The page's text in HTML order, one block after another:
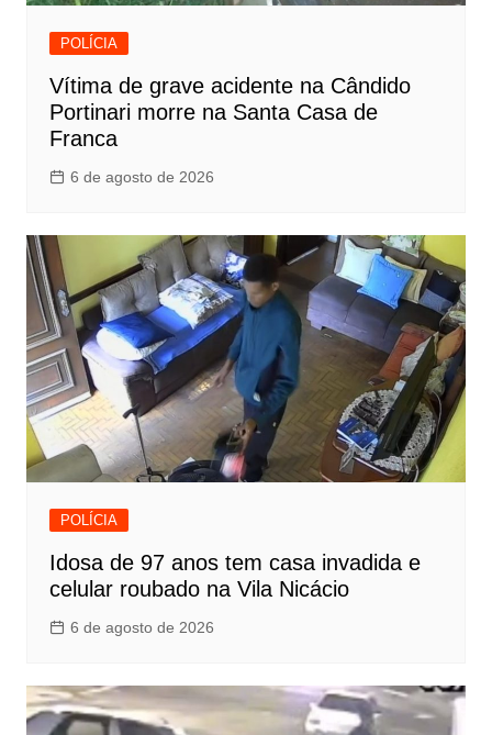
POLÍCIA
Vítima de grave acidente na Cândido
Portinari morre na Santa Casa de
Franca
6 de agosto de 2026
POLÍCIA
Idosa de 97 anos tem casa invadida e
celular roubado na Vila Nicácio
6 de agosto de 2026